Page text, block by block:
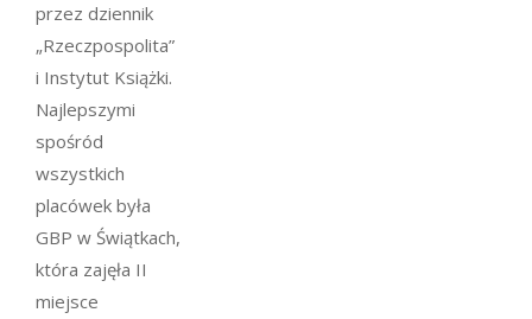
przez dziennik
„Rzeczpospolita”
i Instytut Książki.
Najlepszymi
spośród
wszystkich
placówek była
GBP w Świątkach,
która zajęła II
miejsce